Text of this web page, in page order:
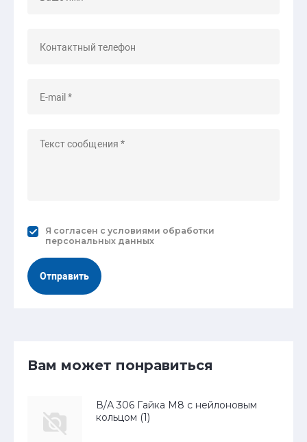
Я согласен с условиями обработки
персональных данных
Отправить
Вам может понравиться
В/А 306 Гайка М8 с нейлоновым
кольцом (1)